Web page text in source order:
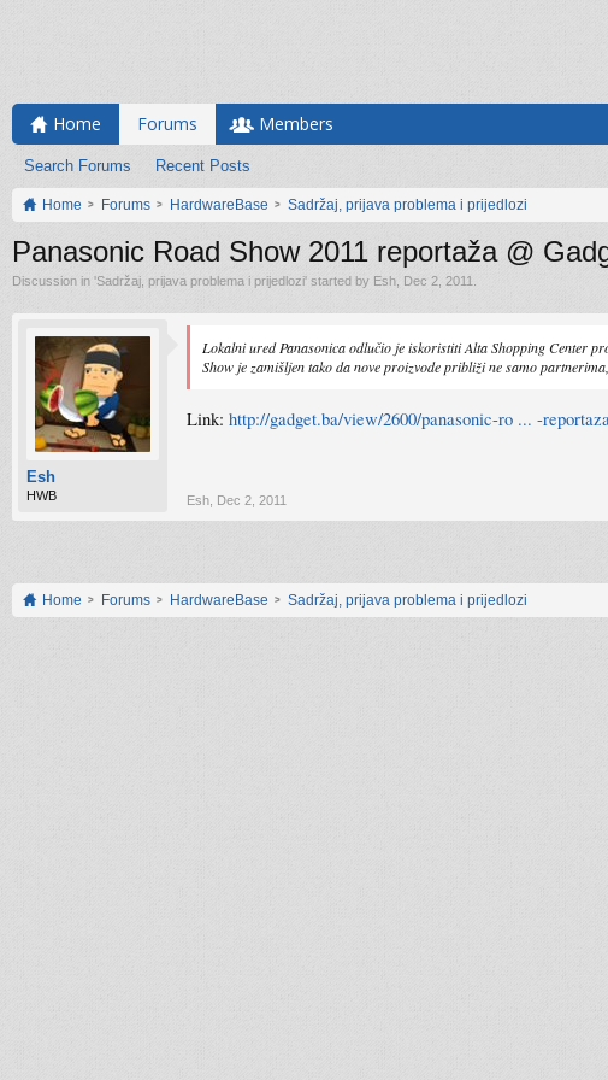
Home Forums
Search Forums Recent Posts
Members
Home Forums HardwareBase Sadržaj, prijava problema i prijedlozi
Panasonic Road Show 2011 reportaža @
Discussion in 'Sadržaj, prijava problema i prijedlozi' started by Esh Dec 2, 2011
Esh
HWB
Lokalni ured Panasonica odlučio je iskoristiti Alta Shopping Center
Show je zamišljen tako da nove proizvode približi ne samo
Link: http://gadget.ba/view/2600/panasonic-ro ... -reportaza
Esh Dec 2, 2011
Home Forums HardwareBase Sadržaj, prijava problema i prijedlozi